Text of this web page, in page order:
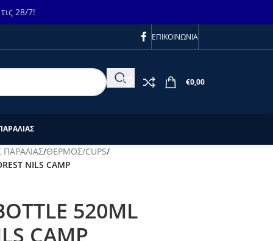
28/7!
ΕΠΙΚΟΙΝΩΝΙΑ
€0,00
/ΘΕΡΜΟΣ/CUPS/
NILS CAMP
520ML
CAMP